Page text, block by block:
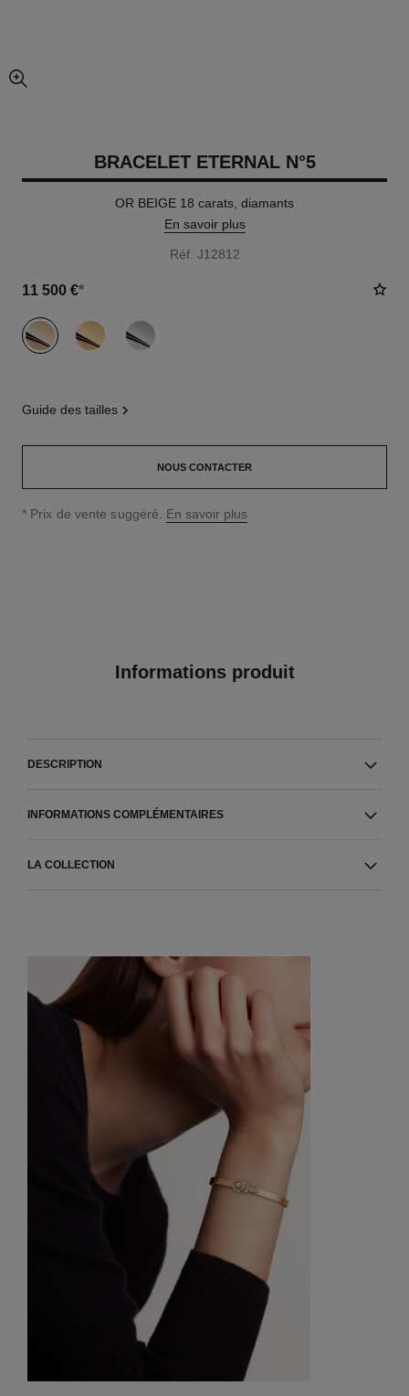
agrandissement
BRACELET ETERNAL N°5
OR BEIGE 18 carats, diamants
En savoir plus
Réf. J12812
11 500 €*
variante (3)
guide des tailles
NOUS CONTACTER
↩
* Prix de vente suggéré. En savoir plus
Informations produit
DESCRIPTION
INFORMATIONS COMPLÉMENTAIRES
LA COLLECTION